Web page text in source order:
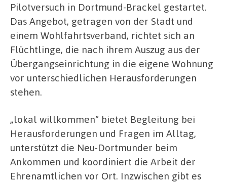
Pilotversuch in Dortmund-Brackel gestartet.
Das Angebot, getragen von der Stadt und
einem Wohlfahrtsverband, richtet sich an
Flüchtlinge, die nach ihrem Auszug aus der
Übergangseinrichtung in die eigene Wohnung
vor unterschiedlichen Herausforderungen
stehen.
„lokal willkommen“ bietet Begleitung bei
Herausforderungen und Fragen im Alltag,
unterstützt die Neu-Dortmunder beim
Ankommen und koordiniert die Arbeit der
Ehrenamtlichen vor Ort. Inzwischen gibt es